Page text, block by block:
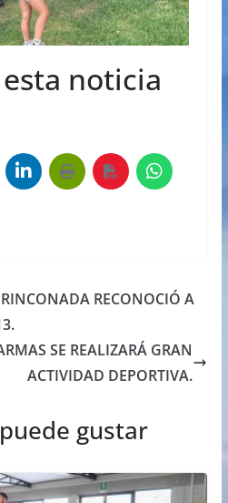
noticia
RECONOCIÓ A
SE REALIZARÁ GRAN
ACTIVIDAD DEPORTIVA.
gustar